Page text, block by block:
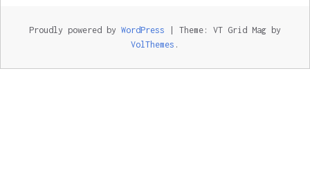
Proudly powered by WordPress
Theme: VT Grid Mag by
VolThemes .